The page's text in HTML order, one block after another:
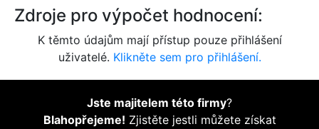
Zdroje pro výpočet hodnocení:
K těmto údajům mají přístup pouze přihlášení
uživatelé. Klikněte sem pro přihlášení.
Jste majitelem této firmy?
Blahopřejeme! Zjistěte jestli můžete získat